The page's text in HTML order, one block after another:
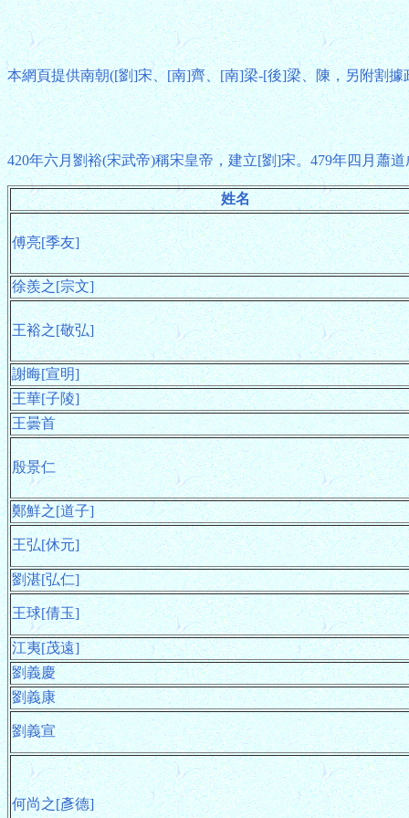
本網頁提供南朝([劉]宋、[南]齊、[南]梁-[後]梁、陳，另附割據
420年六月劉裕(宋武帝)稱宋皇帝，建立[劉]宋。479年四月蕭
姓名
傅亮[季友]
徐羨之[宗文]
王裕之[敬弘]
謝晦[宣明]
王華[子陵]
王曇首
殷景仁
鄭鮮之[道子]
王弘[休元]
劉湛[弘仁]
王球[倩玉]
江夷[茂遠]
劉義慶
劉義康
劉義宣
何尚之[彥德]